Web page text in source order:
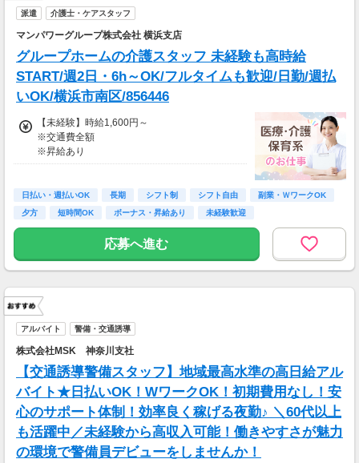
派遣 介護士・ケアスタッフ
マンパワーグループ株式会社 横浜支店
グループホームの介護スタッフ 未経験も高時給
START/週2日・6h～OK/フルタイムも歓迎/日勤/週払
いOK/横浜市南区/856446
【未経験】時給1,600円～
※交通費全額
※昇給あり
◎日勤／未経験の場合
・日収(1,600*8)円（時給1,600円×8h）
とも！
※資格手当あり（時給50円～UP/資格の種類に
よって異なる）
支払方法：日払い・週払い
※日払いも週払いOK（規定あり）
（稼働開始時は手続き完了次第となります）
週払い：金曜日締め最短翌週火曜日にお給料GE
T♪
※交通費：別途全額支給
日払い・週払いOK 長期 シフト制 シフト自由
副業・ＷワークOK
夕方
短時間OK ボーナス・昇給あり 未経験歓迎
応募へ進む
アルバイト 警備・交通誘導
株式会社MSK 神奈川支社
【交通誘導警備スタッフ】地域最高水準の高日給アル
バイト★日払いOK！WワークOK！初期費用なし！安
心のサポート体制！効率良く稼げる夜勤♪ ＼60代以上
も活躍中／未経験から高収入可能！働きやすさが魅力
の環境で警備員デビューをしませんか！